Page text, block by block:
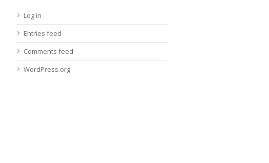
Log in
Entries feed
Comments feed
WordPress.org